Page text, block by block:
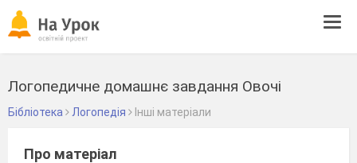
Логопедичне домашнє завдання Овочі
Бібліотека Логопедія Інші матеріали
Про матеріал